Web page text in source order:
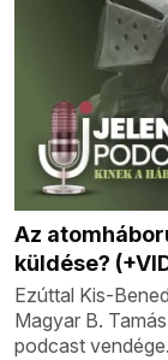
Az
küldése?
Ezúttal Kis-
Magyar B.
podcast vendége.